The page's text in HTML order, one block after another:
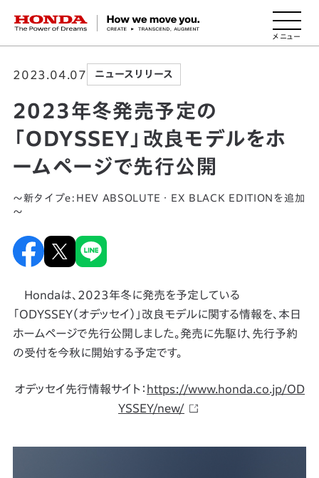
HONDA The Power of Dreams
2023.04.07 ニュースリリース
2023年冬発売予定の
「ODYSSEY」改良モデルをホ
ームページで先行公開
～新タイプe:HEV ABSOLUTE・EX BLACK EDITIONを追加
～
Hondaは、2023年冬に発売を予定している
「ODYSSEY（オデッセイ）」改良モデルに関する情報を、本日
ホームページで先行公開しました。発売に先駆け、先行予約
の受付を今秋に開始する予定です。
オデッセイ先行情報サイト： https://www.honda.co.jp/OD
YSSEY/new/